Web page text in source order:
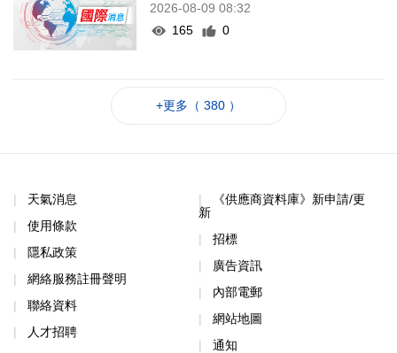
2026-08-09 08:32
165
0
+更多（ 380 ）
天氣消息
使用條款
隱私政策
網絡服務註冊聲明
聯絡資料
人才招聘
《供應商資料庫》新申請/更
新
招標
廣告資訊
內部電郵
網站地圖
通知